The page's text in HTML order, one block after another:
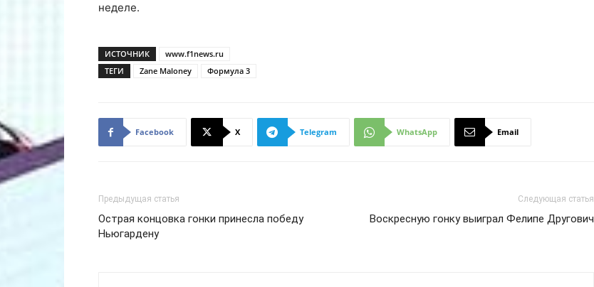
неделе.
ИСТОЧНИК
www.f1news.ru
ТЕГИ
Zane Maloney Формула 3
Facebook X Telegram WhatsApp Email
Предыдущая статья
Острая концовка гонки принесла победу
Ньюгардену
Следующая статья
Воскресную гонку выиграл Фелипе Другович